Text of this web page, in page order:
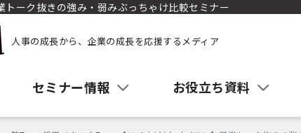
トーク抜きの強み・弱みぶっちゃけ比較セミナー
人事の成長から、企業の成長を応援するメディア
セミナー情報 お役立ち資料